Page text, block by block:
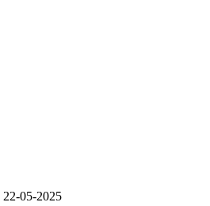
22-05-2025